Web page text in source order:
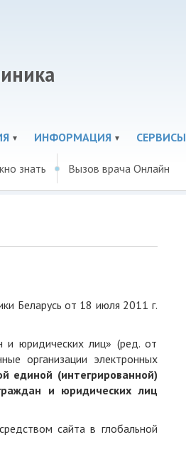
ИНФОРМАЦИЯ СЕРВИСЫ
знать Вызов врача Онлайн
Беларусь от 18 июля 2011 г.
юридических лиц» (ред. от
организации электронных
единой (интегрированной)
и юридических лиц
сайта в глобальной